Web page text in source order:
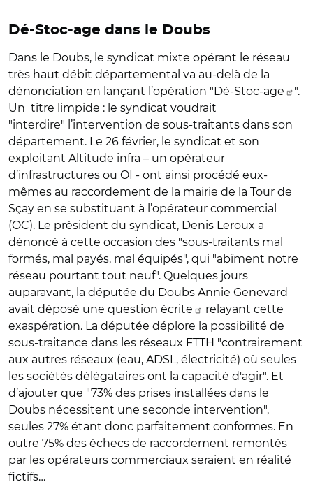
Dé-Stoc-age dans le Doubs
Dans le Doubs, le syndicat mixte opérant le réseau
très haut débit départemental va au-delà de la
dénonciation en lançant l’opération "Dé-Stoc-age
".
Un titre limpide : le syndicat voudrait
"interdire" l’intervention de sous-traitants dans son
département. Le 26 février, le syndicat et son
exploitant Altitude infra – un opérateur
d’infrastructures ou OI - ont ainsi procédé eux-
mêmes au raccordement de la mairie de la Tour de
Sçay en se substituant à l’opérateur commercial
(OC). Le président du syndicat, Denis Leroux a
dénoncé à cette occasion des "sous-traitants mal
formés, mal payés, mal équipés", qui "abîment notre
réseau pourtant tout neuf". Quelques jours
auparavant, la députée du Doubs Annie Genevard
avait déposé une question écrite
relayant cette
exaspération. La députée déplore la possibilité de
sous-traitance dans les réseaux FTTH "contrairement
aux autres réseaux (eau, ADSL, électricité) où seules
les sociétés délégataires ont la capacité d'agir". Et
d’ajouter que "73% des prises installées dans le
Doubs nécessitent une seconde intervention",
seules 27% étant donc parfaitement conformes. En
outre 75% des échecs de raccordement remontés
par les opérateurs commerciaux seraient en réalité
fictifs…